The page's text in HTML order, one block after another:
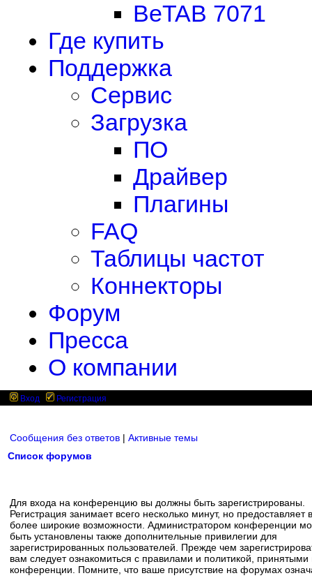
BeTAB 7071
Где купить
Поддержка
Сервис
Загрузка
ПО
Драйвер
Плагины
FAQ
Таблицы частот
Коннекторы
Форум
Пресса
О компании
Вход Регистрация
Сообщения без ответов | Активные темы
Список форумов
Для входа на конференцию вы должны быть зарегистрированы.
Регистрация занимает всего несколько минут, но предоставляет
более широкие возможности. Администратором конференции
быть установлены также дополнительные привилегии для
зарегистрированных пользователей. Прежде чем
вам следует ознакомиться с правилами и политикой, принятыми
конференции. Помните, что ваше присутствие на форумах